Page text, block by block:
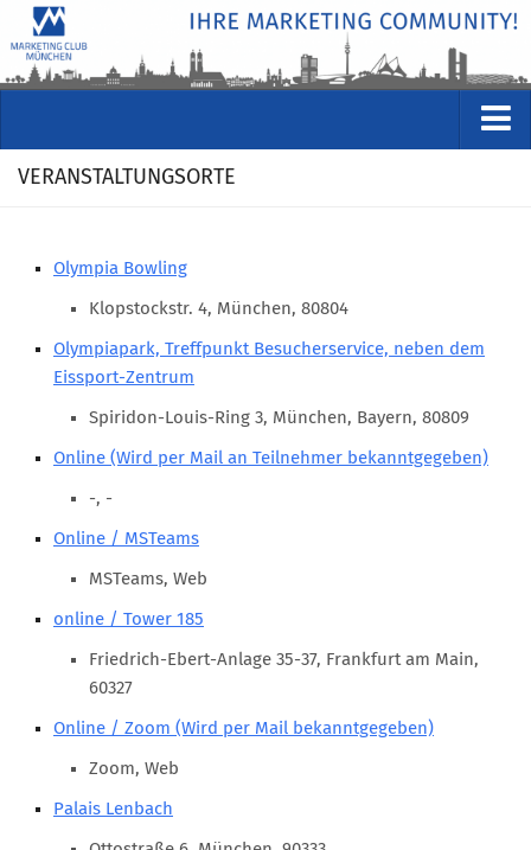
VERANSTALTUNGEN
ÜBER
Wer wir sind
Clubführung
Geschäftsstelle
Marketing Pioniere
Arbeitsgruppen
MarketingFrauen
Münchner Marketingpreis
Mentoring
Partnerschaften
Bundesverband Marketing Clubs
MARKETING PIONIERE
VERANSTALTUNGSORTE
Olympia Bowling
Klopstockstr. 4, München, 80804
Olympiapark, Treffpunkt Besucherservice, neben dem
Eissport-Zentrum
Spiridon-Louis-Ring 3, München, Bayern, 80809
Online (Wird per Mail an Teilnehmer bekanntgegeben)
-, -
Online / MSTeams
MSTeams, Web
online / Tower 185
Friedrich-Ebert-Anlage 35-37, Frankfurt am Main,
60327
Online / Zoom (Wird per Mail bekanntgegeben)
Zoom, Web
Palais Lenbach